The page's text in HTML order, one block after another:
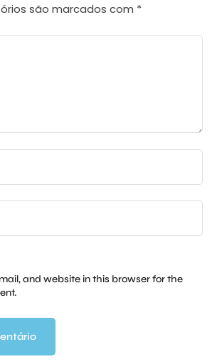
são marcados com *
and website in this browser for the